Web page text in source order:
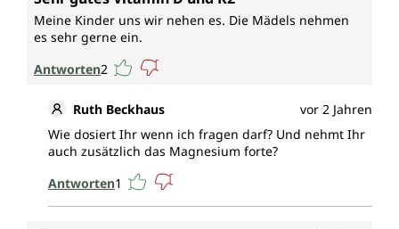
Verkalkung).
Wirkungsspektrum*
normalen Aufnahme/Verwertung von
Calcium und Phosphor
normalen Calciumspiegel im Blut
Meine Kinder uns wir nehen es. Die Mädels nehmen
es sehr gerne ein.
Antworten2
Ruth Beckhaus
vor 2 Jahren
Wie dosiert Ihr wenn ich fragen darf? Und nehmt Ihr
auch zusätzlich das Magnesium forte?
Antworten1